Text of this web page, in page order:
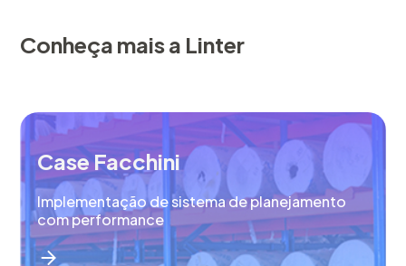
Conheça mais a Linter
Case Facchini
Implementação de sistema de planejamento
com performance